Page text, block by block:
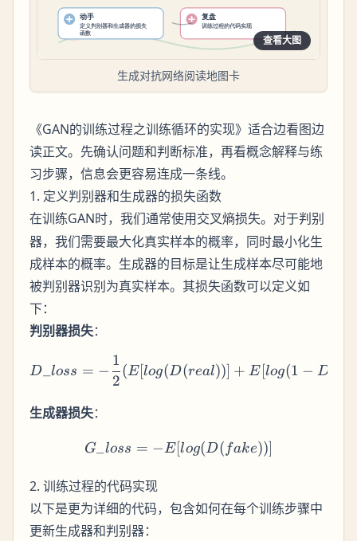
查看大图
生成对抗网络阅读地图卡
《GAN的训练过程之训练循环的实现》适合边看图边
读正文。先确认问题和判断标准，再看概念解释与练
习步骤，信息会更容易连成一条线。
1. 定义判别器和生成器的损失函数
在训练GAN时，我们通常使用交叉熵损失。对于判别
器，我们需要最大化真实样本的概率，同时最小化生
成样本的概率。生成器的目标是让生成样本尽可能地
被判别器识别为真实样本。其损失函数可以定义如
下：
判别器损失：
D\_loss = -
D loss = −
2
1
(E[log(D(real))] + E [log(1 − D
生成器损失：
G\_loss = -E[log(D(fake))]
G loss = −E [log(D( fake))]
2. 训练过程的代码实现
以下是更为详细的代码，包含如何在每个训练步骤中
更新生成器和判别器：